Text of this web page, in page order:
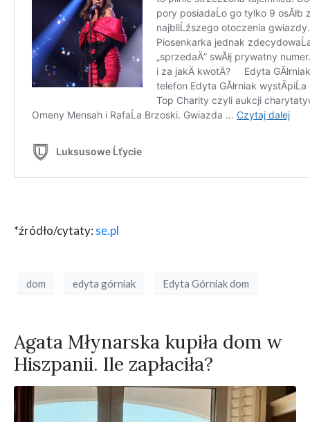
*źródło/cytaty: se.pl
dom edyta górniak Edyta Górniak dom
Agata Młynarska kupiła dom w
Hiszpanii. Ile zapłaciła?